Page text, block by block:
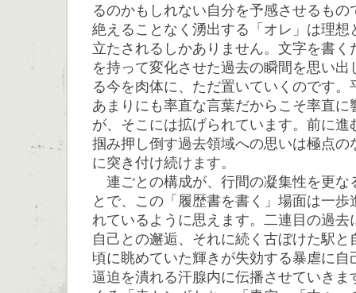
るのかもしれない自分を予感させるも
絶えることなく湧出する「オレ」は理想
立たされるしかありません。文字を書く
を持って変化させた過去の瞬間を思い
る今を肉体に、ただ置いていくのです
あまりにも率直な言葉だからこそ率直に
が、そこには拡げられています。前に進
掴み押し倒す過去領域への思いは極点の
に突き付け続けます。
連ごとの構成が、行間の凝集性を更な
とで、この「履歴書を書く」場面は一
れているように思えます。二連目の過去
自己との邂逅、それに続く古ぼけた駅
頃に眺めていた輝きが失効する暴虐に自
逼迫を潰れる汗腺内に伝播させていきま